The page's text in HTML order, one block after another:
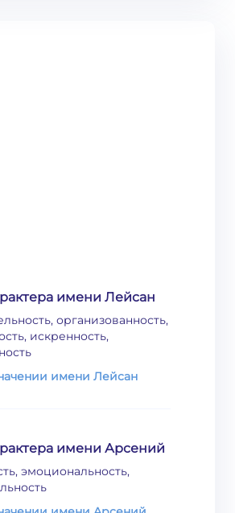
имени Лейсан
организованность,
искренность,
имени Лейсан
имени Арсений
эмоциональность,